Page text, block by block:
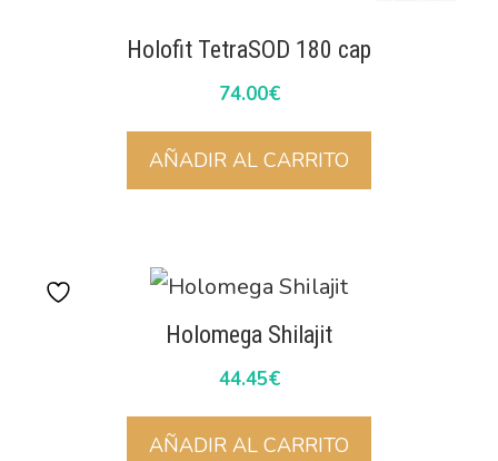
Holofit TetraSOD 180 cap
74.00€
AÑADIR AL CARRITO
Holomega Shilajit
44.45€
AÑADIR AL CARRITO